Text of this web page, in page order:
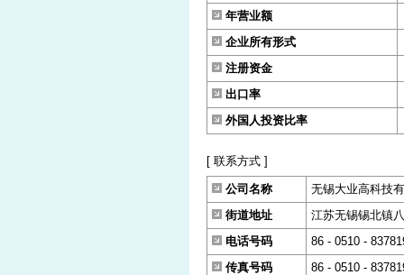
年营业额
企业所有形式
注册资金
出口率
外国人投资比率
[ 联系方式 ]
公司名称
无锡大业高科技
街道地址
江苏无锡锡北镇
电话号码
86 - 0510 -
传真号码
86 - 0510 -